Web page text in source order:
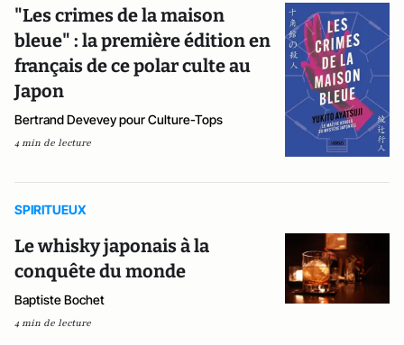
"Les crimes de la maison
bleue" : la première édition en
français de ce polar culte au
Japon
Bertrand Devevey pour Culture-Tops
4 min de lecture
SPIRITUEUX
Le whisky japonais à la
conquête du monde
Baptiste Bochet
4 min de lecture